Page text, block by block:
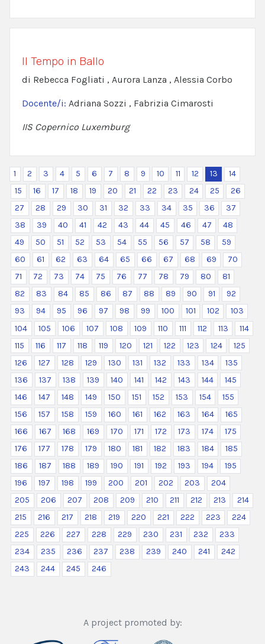
Il Tempo in Ballo
di Rebecca Fogliati , Aurora Lanza , Alessia Corbo
Docente/i: Adriana Sozzi , Fabrizia Cimarosti
IIS Copernico Luxemburg
1 2 3 4 5 6 7 8 9 10 11 12 13
14
15
16 17 18 19 20 21 22 23 24 25
26
27
28 29 30 31 32 33 34 35 36
37
38
39 40 41 42 43 44 45 46 47
48
49
50 51 52 53 54 55 56 57 58
59
60
61 62 63 64 65 66 67 68 69
70
71
72 73 74 75 76 77 78 79 80
81
82
83 84 85 86 87 88 89 90 91
92
93
94 95 96 97 98 99 100 101 102
103
104
105 106 107 108 109 110 111 112 113
114
115
116 117 118 119 120 121 122 123 124
125
126
127 128 129 130 131 132 133 134
135
136
137 138 139 140 141 142 143 144
145
146
147 148 149 150 151 152 153 154
155
156
157 158 159 160 161 162 163 164
165
166
167 168 169 170 171 172 173 174
175
176
177 178 179 180 181 182 183 184
185
186
187 188 189 190 191 192 193 194
195
196
197 198 199 200 201 202 203
204
205
206 207 208 209 210 211 212 213
214
215
216 217 218 219 220 221 222 223
224
225
226 227 228 229 230 231 232
233
234
235 236 237 238 239 240 241
242
243
244 245 246
A project promoted by: